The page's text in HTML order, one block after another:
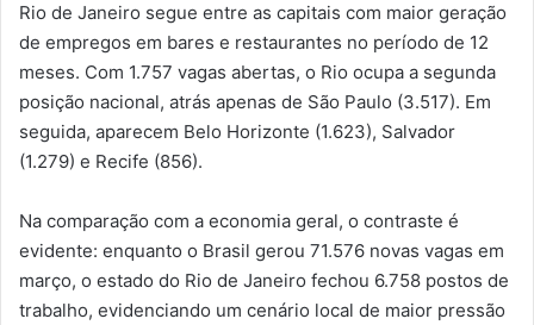
Rio de Janeiro segue entre as capitais com maior geração
de empregos em bares e restaurantes no período de 12
meses. Com 1.757 vagas abertas, o Rio ocupa a segunda
posição nacional, atrás apenas de São Paulo (3.517). Em
seguida, aparecem Belo Horizonte (1.623), Salvador
(1.279) e Recife (856).
Na comparação com a economia geral, o contraste é
evidente: enquanto o Brasil gerou 71.576 novas vagas em
março, o estado do Rio de Janeiro fechou 6.758 postos de
trabalho, evidenciando um cenário local de maior pressão